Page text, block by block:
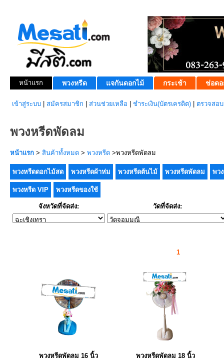
หน้าแรก พวงหรีด แจกันดอกไม้ กระเช้า ช่อดอ
เข้าสู่ระบบ สมัครสมาชิก ส่วนช่วยเหลือ ชำระเงิน(บัตรเครดิต) ตรวจสอ
พวงหรีดพัดลม
หน้าแรก > สินค้าทั้งหมด > พวงหรีด >พวงหรีดพัดลม
พวงหรีดดอกไม้สด พวงหรีดผ้าห่ม พวงหรีดต้นไม้ พวงหรีดพัดลม พว
พวงหรีด VIP พวงหรีดของใช้
จังหวัดที่จัดส่ง: วัดที่จัดส่ง:
1
พวงหรีดพัดลม 16 นิ้ว พวงหรีดพัดลม 18 นิ้ว